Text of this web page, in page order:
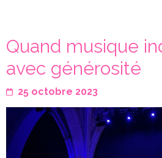
Quand musique
avec générosité
25 octobre 2023